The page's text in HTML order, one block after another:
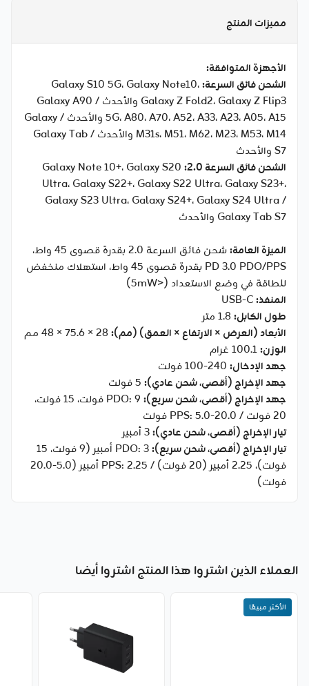
مميزات المنتج
الأجهزة المتوافقة:
الشحن فائق السرعة:Galaxy S10 5G، Galaxy Note10،
Galaxy Z Fold2، Galaxy Z Flip3 والأحدث / Galaxy A90
5G، A80، A70، A52، A33، A23، A05، A15 والأحدث / Galaxy
M31s، M51، M62، M23، M53، M14 والأحدث / Galaxy Tab
S7 والأحدث
الشحن فائق السرعة 2.0:
Galaxy Note 10+، Galaxy S20
Ultra، Galaxy S22+، Galaxy S22 Ultra، Galaxy S23+،
Galaxy S23 Ultra، Galaxy S24+، Galaxy S24 Ultra /
Galaxy Tab S7 والأحدث
الميزة العامة:
شحن فائق السرعة 2.0 بقدرة قصوى 45 واط،
PD 3.0 PDO/PPS بقدرة قصوى 45 واط، استهلاك منخفض
للطاقة في وضع الاستعداد (<5mW)
المنفذ:
طول الكابل:
الأبعاد (العرض × الارتفاع × العمق) (مم):
الوزن:
جهد الإدخال:
جهد الإخراج (أقصى، شحن عادي):
جهد الإخراج (أقصى، شحن سريع):
PDO: ‎9 فولت، 15 فولت،
20 فولت / PPS: ‎5.0-20.0 فولت
تيار الإخراج (أقصى، شحن عادي):
تيار الإخراج (أقصى، شحن سريع):
PDO: ‎3 أمبير (9 فولت، 15
فولت)، ‎2.25 أمبير (20 فولت) / PPS: ‎2.25 أمبير (5.0-20.0
فولت)
العملاء الذين اشتروا هذا المنتج اشتروا أيضا
الأكثر مبيعًا